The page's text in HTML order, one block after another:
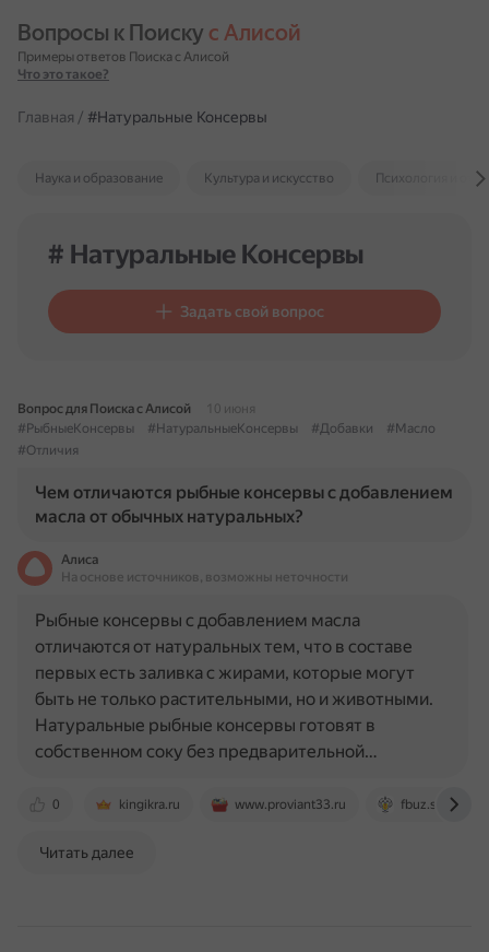
Вопросы к Поиску с Алисой
Примеры ответов Поиска с Алисой
Что это такое?
Главная / #Натуральные Консервы
Наука и образование Культура и искусство Психология и
# Натуральные Консервы
Задать свой вопрос
Вопрос для Поиска с Алисой
10 июня
#РыбныеКонсервы
#НатуральныеКонсервы #Добавки
#Масло
#Отличия
Чем отличаются рыбные консервы с добавлением
масла от обычных натуральных?
Алиса
На основе источников, возможны неточности
0 kingikra.ru www.proviant33.ru fbuz.su
Рыбные консервы с добавлением масла
отличаются от натуральных тем, что в составе
первых есть заливка с жирами, которые могут
быть не только растительными, но и животными.
Натуральные рыбные консервы готовят в
собственном соку без предварительной…
Читать далее